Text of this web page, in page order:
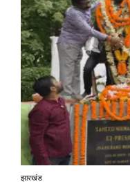
झारखंड